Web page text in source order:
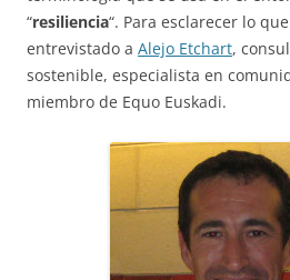
“resiliencia“. Para esclarecer lo
entrevistado a Alejo Etchart,
sostenible, especialista en
miembro de Equo Euskadi.